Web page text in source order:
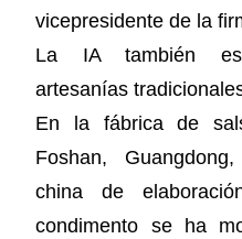
vicepresidente de la
La IA también
artesanías
En la fábrica de
Foshan,
china de
condimento se ha